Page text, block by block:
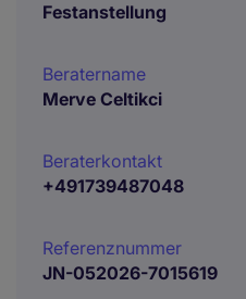
Festanstellung
Beratername
Merve Celtikci
Beraterkontakt
+491739487048
Referenznummer
JN-052026-7015619